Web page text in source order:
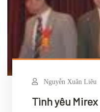
Nguyễn Xuân Liêu
Tình yêu Mirex